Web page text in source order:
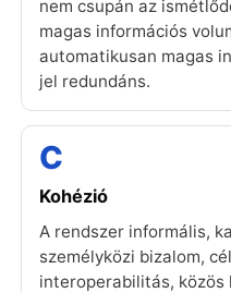
nem csupán az
magas információs
automatikusan magas
jel redundáns.
C
Kohézió
A rendszer informális,
személyközi bizalom,
interoperabilitás, közös